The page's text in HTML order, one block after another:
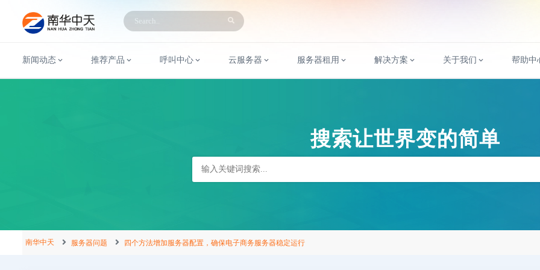
新闻动态 推荐产品 呼叫中心 云服务器 服务器租用 解决方案 关于我们 帮助中
搜索让世界变的简单
南华中天 服务器问题 四个方法增加服务器配置，确保电子商务服务器稳定运行